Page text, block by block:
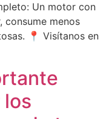
Un motor con
consume menos
📍 Visítanos en
los